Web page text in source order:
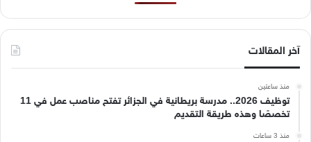
آخر المقالات
منذ ساعتين
توظيف 2026.. مدرسة بريطانية في الجزائر تفتح مناصب عمل في 11
تخصصًا وهذه طريقة التقديم
منذ 3 ساعات